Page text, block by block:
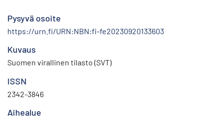
Pysyvä osoite
https://urn.fi/URN:NBN:fi-fe20230920133603
Kuvaus
Suomen virallinen tilasto (SVT)
ISSN
2342-3846
Aihealue